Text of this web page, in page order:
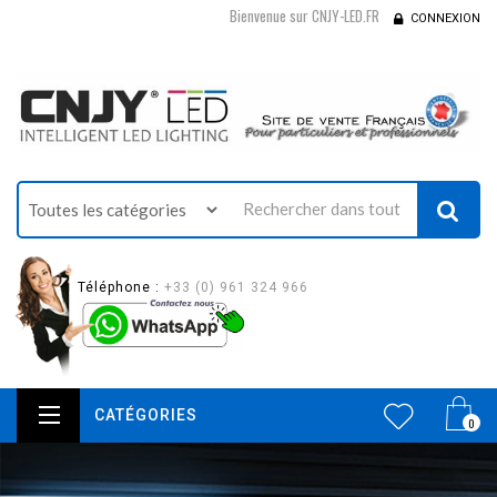
Bienvenue sur CNJY-LED.FR CONNEXION
Téléphone : +33 (0) 961 324 966
0
CATÉGORIES